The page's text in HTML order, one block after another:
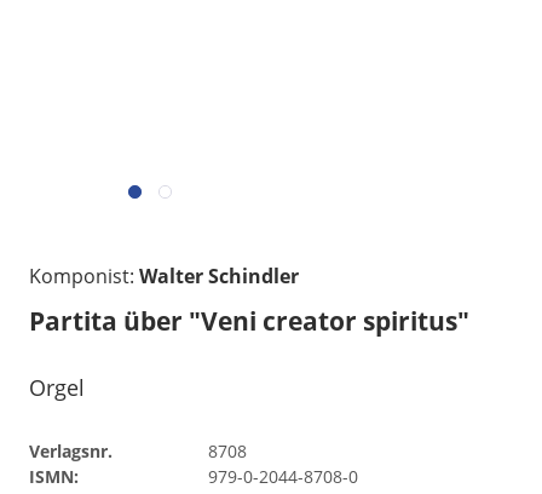
Komponist: Walter Schindler
Partita über "Veni creator spiritus"
Orgel
Verlagsnr.
8708
ISMN:
979-0-2044-8708-0